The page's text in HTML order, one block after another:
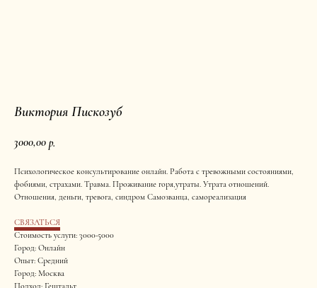
Виктория Пискозуб
3000,00 р.
Психологическое консультирование онлайн. Работа с тревожными состояниями,
фобиями, страхами. Травма. Проживание горя,утраты. Утрата отношений.
Отношения, деньги, тревога, синдром Самозванца, самореализация
СВЯЗАТЬСЯ
Стоимость услуги: 3000-5000
Город: Онлайн
Опыт: Средний
Город: Москва
Подход: Гештальт